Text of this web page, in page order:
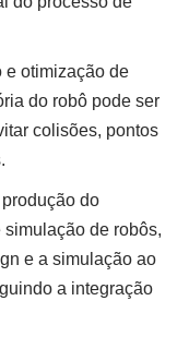
e otimização de
do robô pode ser
colisões, pontos
do
de robôs,
e a simulação ao
a integração